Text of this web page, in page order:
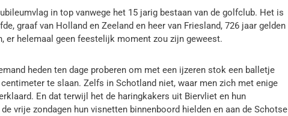
in top vanwege het 15 jarig bestaan van de golfclub. Het is
graaf van Holland en Zeeland en heer van Friesland, 726 jaar gelden
er helemaal geen feestelijk moment zou zijn geweest.
heden ten dage proberen om met een ijzeren stok een balletje
te slaan. Zelfs in Schotland niet, waar men zich met enige
En dat terwijl het de haringkakers uit Biervliet en hun
vrije zondagen hun visnetten binnenboord hielden en aan de Schotse